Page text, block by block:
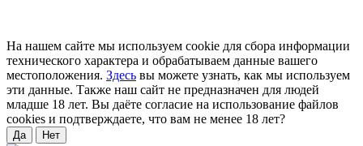
На нашем сайте мы используем cookie для сбора информации
технического характера и обрабатываем данные вашего
местоположения. Здесь вы можете узнать, как мы используем
эти данные. Также наш сайт не предназначен для людей
младше 18 лет. Вы даёте согласие на использование файлов
cookies и подтверждаете, что вам не менее 18 лет?
Да Нет